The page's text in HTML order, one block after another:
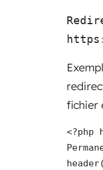
fichier
<?php